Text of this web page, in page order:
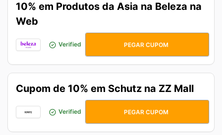
10% em Produtos da Asia na Beleza na
Web
Verified ASIA10
PEGAR CUPOM
Cupom de 10% em Schutz na ZZ Mall
Verified ZZCUPOM1187
PEGAR CUPOM